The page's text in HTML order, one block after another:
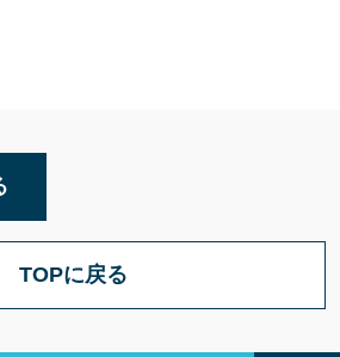
TOPに戻る